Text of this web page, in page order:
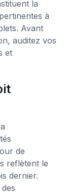
la
à
Avant
auditez vos
et
de
reflètent le
dernier.